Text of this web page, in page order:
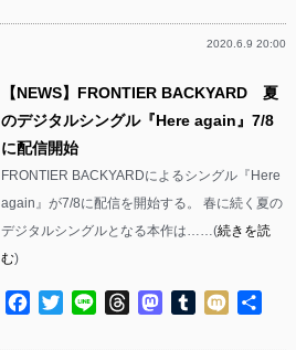
2020.6.9 20:00
【NEWS】FRONTIER BACKYARD 夏
のデジタルシングル『Here again』7/8
に配信開始
FRONTIER BACKYARDによるシングル『Here
again』が7/8に配信を開始する。 春に続く夏の
デジタルシングルとなる本作は……(続きを読
む)
Facebook
TwitterLine ThreadsMastodon
Tumblr
Mixi